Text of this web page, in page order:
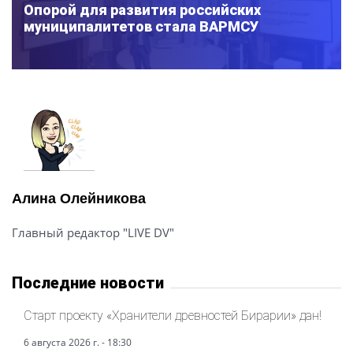
Опорой для развития российских
муниципалитетов стала ВАРМСУ
Алина Олейникова
Главный редактор "LIVE DV"
Последние новости
Старт проекту «Хранители древностей Бирарии» дан!
6 августа 2026 г. - 18:30